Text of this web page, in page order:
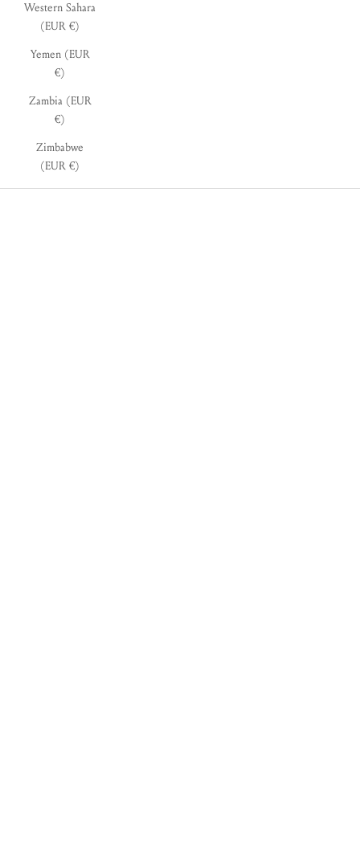
Western Sahara
(EUR €)
Yemen (EUR
€)
Zambia (EUR
€)
Zimbabwe
(EUR €)